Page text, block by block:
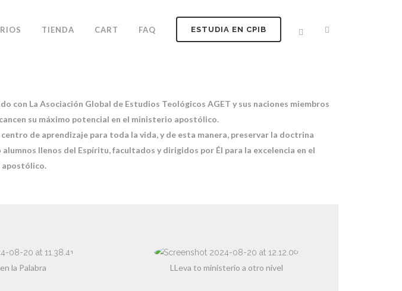
ESTUDIA EN CPIB
TIENDA CART FAQ
La Asociación Global de Estudios Teológicos AGET y sus naciones miembros
su máximo potencial en el ministerio apostólico.
de aprendizaje para toda la vida, y de esta manera, preservar la doctrina
llenos del Espíritu, facultados y dirigidos por Él para la excelencia en el
la Palabra LLeva to ministerio a otro nivel